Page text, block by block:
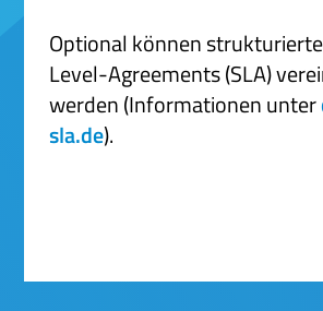
Optional können
Level-Agreements (SLA)
werden (Informationen unter
sla.de).